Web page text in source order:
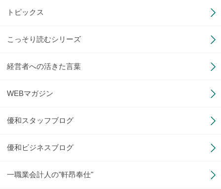
トピックス
こっそり読むシリーズ
経営者への活きた言葉
WEBマガジン
優和スタッフブログ
優和ビジネスブログ
一職業会計人の"軒昂奉仕"